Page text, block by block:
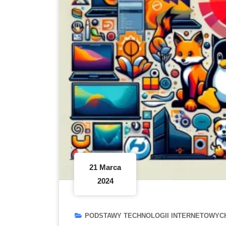
21 Marca
2024
PODSTAWY TECHNOLOGII